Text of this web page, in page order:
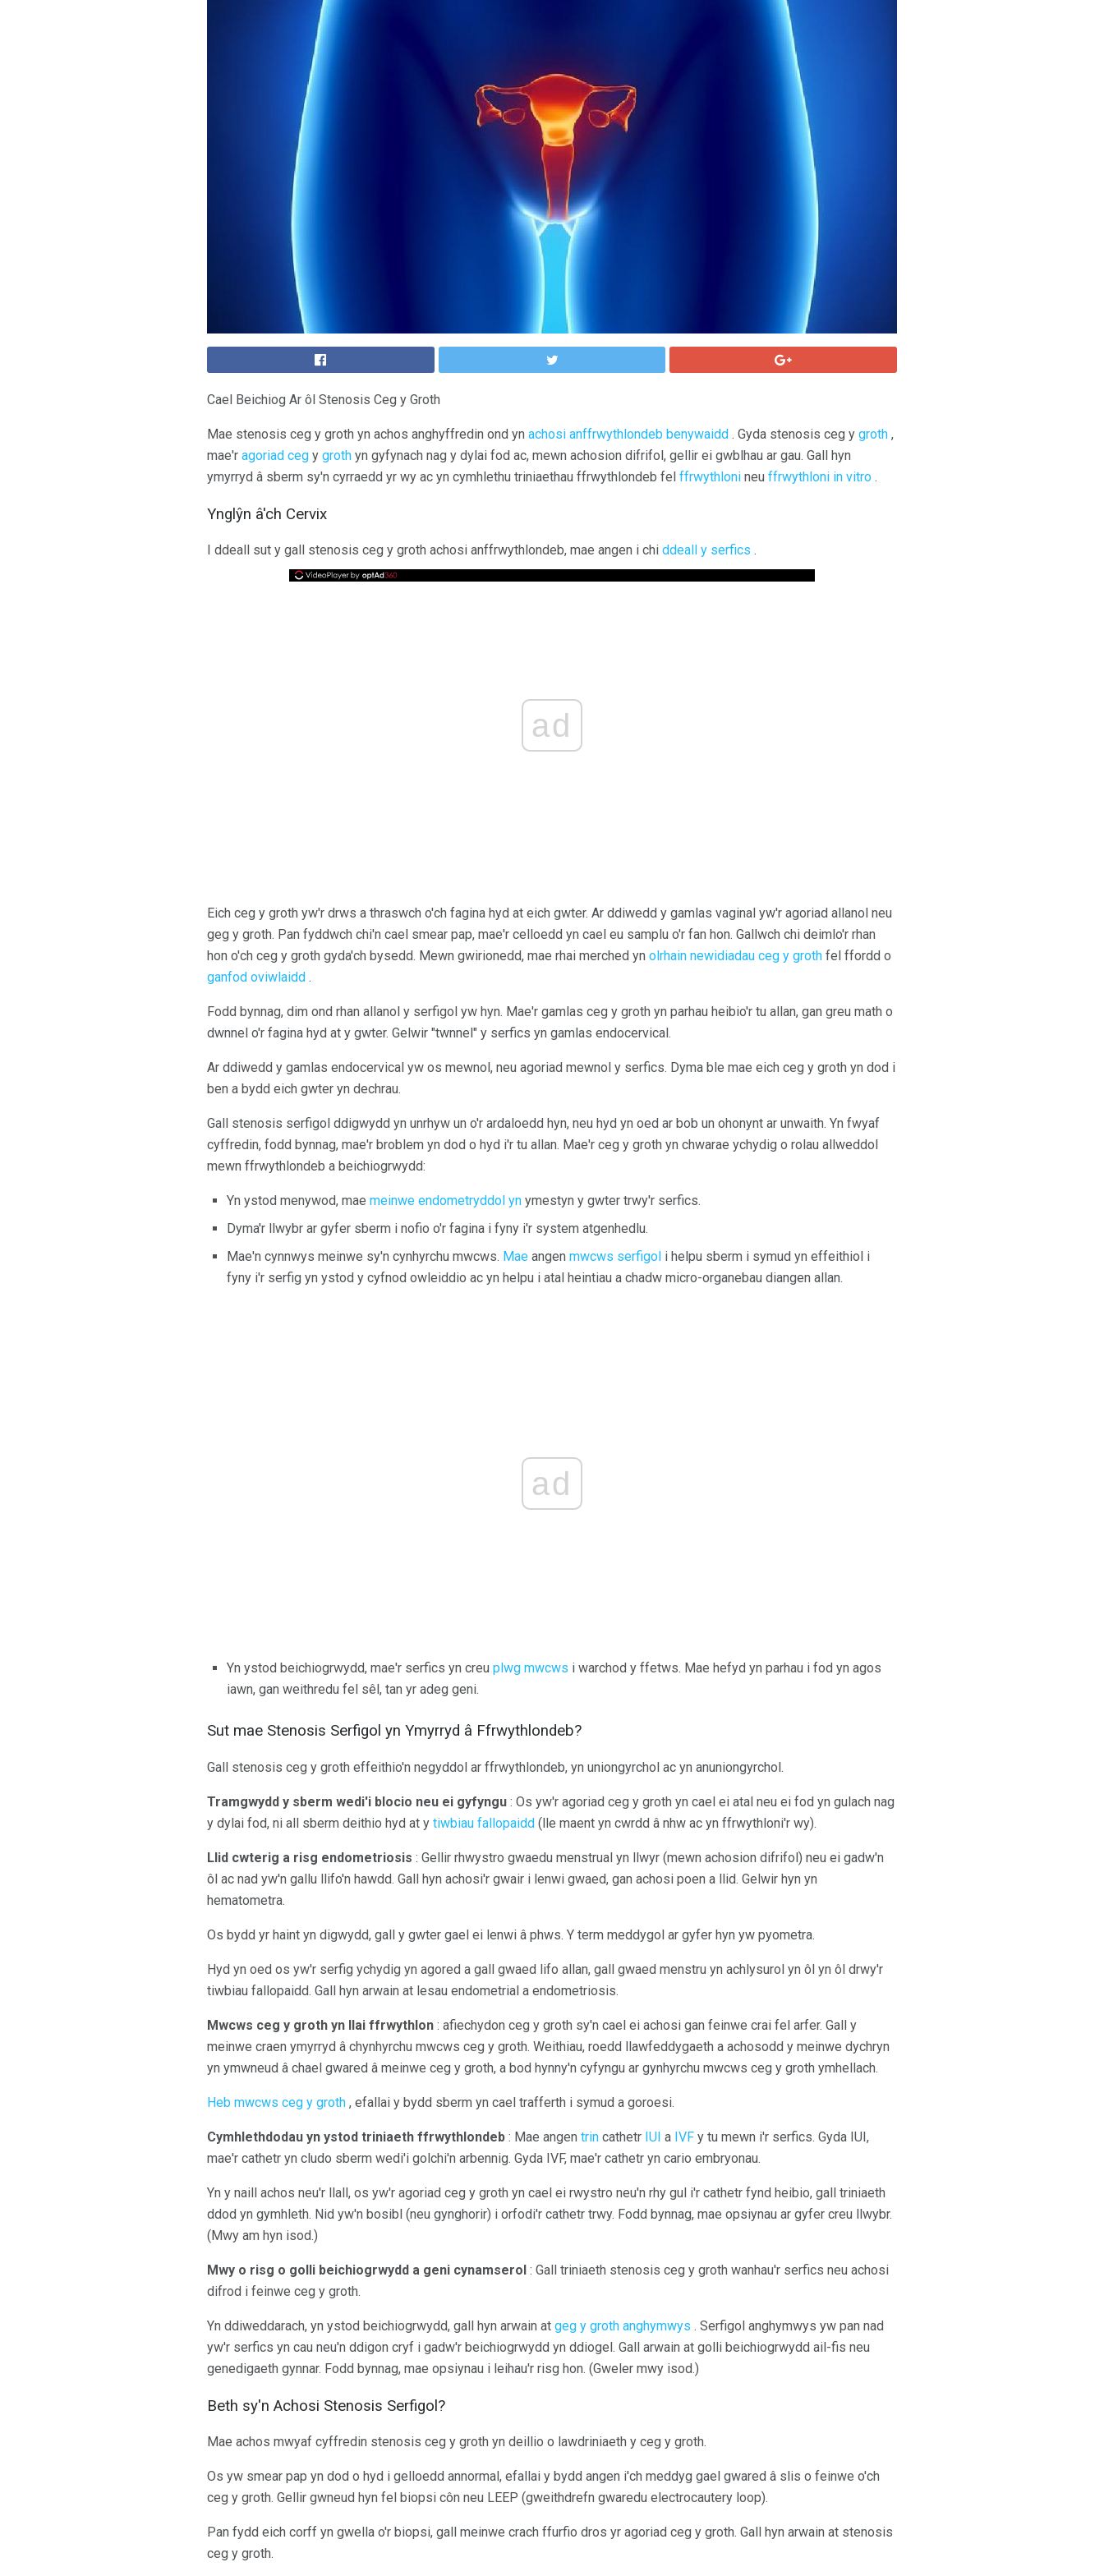
Cael Beichiog Ar ôl Stenosis Ceg y Groth
Mae stenosis ceg y groth yn achos anghyffredin ond yn achosi anffrwythlondeb benywaidd . Gyda stenosis ceg y groth ,
mae'r agoriad ceg y groth yn gyfynach nag y dylai fod ac, mewn achosion difrifol, gellir ei gwblhau ar gau. Gall hyn
ymyrryd â sberm sy'n cyrraedd yr wy ac yn cymhlethu triniaethau ffrwythlondeb fel ffrwythloni neu ffrwythloni in vitro .
Ynglŷn â'ch Cervix
I ddeall sut y gall stenosis ceg y groth achosi anffrwythlondeb, mae angen i chi ddeall y serfics .
ad
Eich ceg y groth yw'r drws a thraswch o'ch fagina hyd at eich gwter. Ar ddiwedd y gamlas vaginal yw'r agoriad allanol neu
geg y groth. Pan fyddwch chi'n cael smear pap, mae'r celloedd yn cael eu samplu o'r fan hon. Gallwch chi deimlo'r rhan
hon o'ch ceg y groth gyda'ch bysedd. Mewn gwirionedd, mae rhai merched yn olrhain newidiadau ceg y groth fel ffordd o
ganfod oviwlaidd .
Fodd bynnag, dim ond rhan allanol y serfigol yw hyn. Mae'r gamlas ceg y groth yn parhau heibio'r tu allan, gan greu math o
dwnnel o'r fagina hyd at y gwter. Gelwir "twnnel" y serfics yn gamlas endocervical.
Ar ddiwedd y gamlas endocervical yw os mewnol, neu agoriad mewnol y serfics. Dyma ble mae eich ceg y groth yn dod i
ben a bydd eich gwter yn dechrau.
Gall stenosis serfigol ddigwydd yn unrhyw un o'r ardaloedd hyn, neu hyd yn oed ar bob un ohonynt ar unwaith. Yn fwyaf
cyffredin, fodd bynnag, mae'r broblem yn dod o hyd i'r tu allan. Mae'r ceg y groth yn chwarae ychydig o rolau allweddol
mewn ffrwythlondeb a beichiogrwydd:
Yn ystod menywod, mae meinwe endometryddol yn ymestyn y gwter trwy'r serfics.
Dyma'r llwybr ar gyfer sberm i nofio o'r fagina i fyny i'r system atgenhedlu.
Mae'n cynnwys meinwe sy'n cynhyrchu mwcws. Mae angen mwcws serfigol i helpu sberm i symud yn effeithiol i
fyny i'r serfig yn ystod y cyfnod owleiddio ac yn helpu i atal heintiau a chadw micro-organebau diangen allan.
ad
Yn ystod beichiogrwydd, mae'r serfics yn creu plwg mwcws i warchod y ffetws. Mae hefyd yn parhau i fod yn agos
iawn, gan weithredu fel sêl, tan yr adeg geni.
Sut mae Stenosis Serfigol yn Ymyrryd â Ffrwythlondeb?
Gall stenosis ceg y groth effeithio'n negyddol ar ffrwythlondeb, yn uniongyrchol ac yn anuniongyrchol.
Tramgwydd y sberm wedi'i blocio neu ei gyfyngu : Os yw'r agoriad ceg y groth yn cael ei atal neu ei fod yn gulach nag
y dylai fod, ni all sberm deithio hyd at y tiwbiau fallopaidd (lle maent yn cwrdd â nhw ac yn ffrwythloni'r wy).
Llid cwterig a risg endometriosis : Gellir rhwystro gwaedu menstrual yn llwyr (mewn achosion difrifol) neu ei gadw'n
ôl ac nad yw'n gallu llifo'n hawdd. Gall hyn achosi'r gwair i lenwi gwaed, gan achosi poen a llid. Gelwir hyn yn
hematometra.
Os bydd yr haint yn digwydd, gall y gwter gael ei lenwi â phws. Y term meddygol ar gyfer hyn yw pyometra.
Hyd yn oed os yw'r serfig ychydig yn agored a gall gwaed lifo allan, gall gwaed menstru yn achlysurol yn ôl yn ôl drwy'r
tiwbiau fallopaidd. Gall hyn arwain at lesau endometrial a endometriosis.
Mwcws ceg y groth yn llai ffrwythlon : afiechydon ceg y groth sy'n cael ei achosi gan feinwe crai fel arfer. Gall y
meinwe craen ymyrryd â chynhyrchu mwcws ceg y groth. Weithiau, roedd llawfeddygaeth a achosodd y meinwe dychryn
yn ymwneud â chael gwared â meinwe ceg y groth, a bod hynny'n cyfyngu ar gynhyrchu mwcws ceg y groth ymhellach.
Heb mwcws ceg y groth , efallai y bydd sberm yn cael trafferth i symud a goroesi.
Cymhlethdodau yn ystod triniaeth ffrwythlondeb : Mae angen trin cathetr IUI a IVF y tu mewn i'r serfics. Gyda IUI,
mae'r cathetr yn cludo sberm wedi'i golchi'n arbennig. Gyda IVF, mae'r cathetr yn cario embryonau.
Yn y naill achos neu'r llall, os yw'r agoriad ceg y groth yn cael ei rwystro neu'n rhy gul i'r cathetr fynd heibio, gall triniaeth
ddod yn gymhleth. Nid yw'n bosibl (neu gynghorir) i orfodi'r cathetr trwy. Fodd bynnag, mae opsiynau ar gyfer creu llwybr.
(Mwy am hyn isod.)
Mwy o risg o golli beichiogrwydd a geni cynamserol : Gall triniaeth stenosis ceg y groth wanhau'r serfics neu achosi
difrod i feinwe ceg y groth.
Yn ddiweddarach, yn ystod beichiogrwydd, gall hyn arwain at geg y groth anghymwys . Serfigol anghymwys yw pan nad
yw'r serfics yn cau neu'n ddigon cryf i gadw'r beichiogrwydd yn ddiogel. Gall arwain at golli beichiogrwydd ail-fis neu
genedigaeth gynnar. Fodd bynnag, mae opsiynau i leihau'r risg hon. (Gweler mwy isod.)
Beth sy'n Achosi Stenosis Serfigol?
Mae achos mwyaf cyffredin stenosis ceg y groth yn deillio o lawdriniaeth y ceg y groth.
Os yw smear pap yn dod o hyd i gelloedd annormal, efallai y bydd angen i'ch meddyg gael gwared â slis o feinwe o'ch
ceg y groth. Gellir gwneud hyn fel biopsi côn neu LEEP (gweithdrefn gwaredu electrocautery loop).
Pan fydd eich corff yn gwella o'r biopsi, gall meinwe crach ffurfio dros yr agoriad ceg y groth. Gall hyn arwain at stenosis
ceg y groth.